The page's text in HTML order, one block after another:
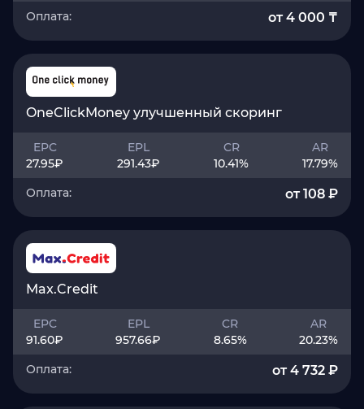
Оплата:
от 4 000 ₸
OneClickMoney улучшенный скоринг
EPC
27.95₽
EPL
291.43₽
CR
10.41%
AR
17.79%
Оплата:
от 108 ₽
Max.Credit
EPC
91.60₽
EPL
957.66₽
CR
8.65%
AR
20.23%
Оплата:
от 4 732 ₽